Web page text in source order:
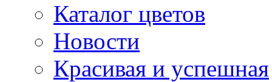
Каталог цветов
Новости
Красивая и успешная